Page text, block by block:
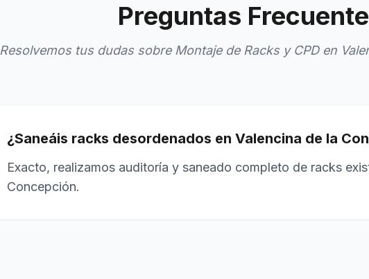
Preguntas
Resolvemos tus dudas sobre Montaje de Racks y CPD en
¿Saneáis racks desordenados en Valencina de la
Exacto, realizamos auditoría y saneado completo de racks
Concepción.